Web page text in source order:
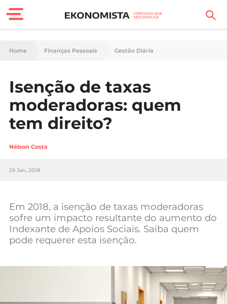
Finanças Pessoais
Carreira
Casa
Lifestyle
Sociedade
Negócios
Mundial 2026
Home Finanças Pessoais Gestão Diária
Isenção de taxas
moderadoras: quem
tem direito?
Nélson Costa
29 Jan, 2018
Em 2018, a isenção de taxas moderadoras
sofre um impacto resultante do aumento do
Indexante de Apoios Sociais. Saiba quem
pode requerer esta isenção.